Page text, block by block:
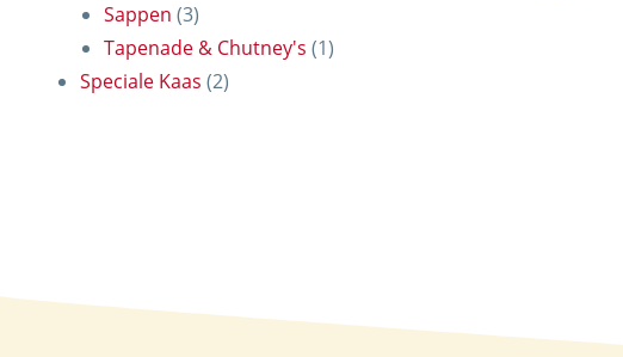
Sappen (3)
Tapenade & Chutney's (1)
Speciale Kaas (2)